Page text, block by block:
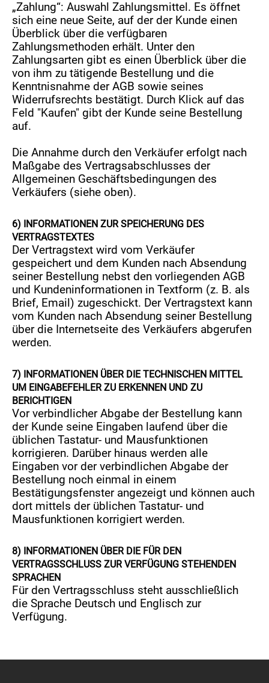
„Zahlung“: Auswahl Zahlungsmittel. Es öffnet
sich eine neue Seite, auf der der Kunde einen
Überblick über die verfügbaren
Zahlungsmethoden erhält. Unter den
Zahlungsarten gibt es einen Überblick über die
von ihm zu tätigende Bestellung und die
Kenntnisnahme der AGB sowie seines
Widerrufsrechts bestätigt. Durch Klick auf das
Feld "Kaufen" gibt der Kunde seine Bestellung
auf.
Die Annahme durch den Verkäufer erfolgt nach
Maßgabe des Vertragsabschlusses der
Allgemeinen Geschäftsbedingungen des
Verkäufers (siehe oben).
6) INFORMATIONEN ZUR SPEICHERUNG DES
VERTRAGSTEXTES
Der Vertragstext wird vom Verkäufer
gespeichert und dem Kunden nach Absendung
seiner Bestellung nebst den vorliegenden AGB
und Kundeninformationen in Textform (z. B. als
Brief, Email) zugeschickt. Der Vertragstext kann
vom Kunden nach Absendung seiner Bestellung
über die Internetseite des Verkäufers abgerufen
werden.
7) INFORMATIONEN ÜBER DIE TECHNISCHEN MITTEL
UM EINGABEFEHLER ZU ERKENNEN UND ZU
BERICHTIGEN
Vor verbindlicher Abgabe der Bestellung kann
der Kunde seine Eingaben laufend über die
üblichen Tastatur- und Mausfunktionen
korrigieren. Darüber hinaus werden alle
Eingaben vor der verbindlichen Abgabe der
Bestellung noch einmal in einem
Bestätigungsfenster angezeigt und können auch
dort mittels der üblichen Tastatur- und
Mausfunktionen korrigiert werden.
8) INFORMATIONEN ÜBER DIE FÜR DEN
VERTRAGSSCHLUSS ZUR VERFÜGUNG STEHENDEN
SPRACHEN
Für den Vertragsschluss steht ausschließlich
die Sprache Deutsch und Englisch zur
Verfügung.